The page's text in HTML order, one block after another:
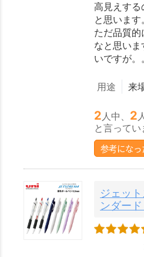
高見えする
と思います。
ただ品質
なと思いま
いですが。
用途 来
2 人中、 2
と言ってい
参考になっ
ジェッ
ンダー